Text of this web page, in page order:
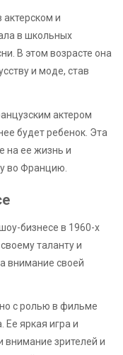
и
в школьных
В этом возрасте она
и моде, став
актером
будет ребенок. Эта
на ее жизнь и
во Францию.
бизнесе в 1960-х
таланту и
внимание своей
с ролью в фильме
яркая игра и
внимание зрителей и